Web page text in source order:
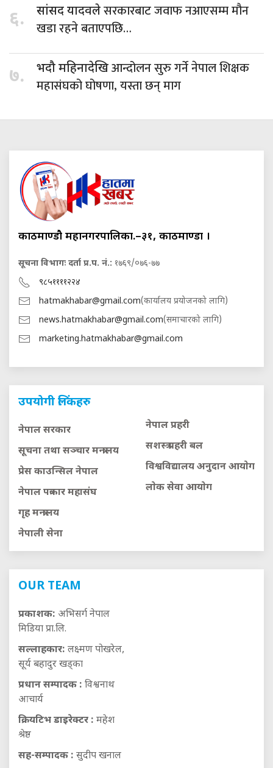
६. सांसद यादवलेसरकारबाट जवाफ नआएसम्म मौन
खडा रहने बताएपछि…
७. भदौ महिनादेखिआन्दोलन सुरु गर्ने नेपाल शिक्षक
महासंघको घोषणा, यस्ता छन् माग
काठमाण्डौ महानगरपालिका.–३१, काठमाण्डौं ।
सूचना विभागः दर्ता प्र.प. नं.: १७६९/०७६-७७
९८५११११२२४
hatmakhabar@gmail.com(कार्यालय प्रयोजनको लागि)
news.hatmakhabar@gmail.com(समाचारको लागि)
marketing.hatmakhabar@gmail.com
उपयोगी लिंकहरु
नेपाल सरकार
सूचना तथा सञ्चार मन्त्रालय
प्रेस काउन्सिल नेपाल
नेपाल पत्रकार महासंघ
गृह मन्त्रालय
नेपाली सेना
नेपाल प्रहरी
सशस्त्र प्रहरी बल
विश्वविद्यालय अनुदान आयाेग
लाेक सेवा आयाेग
OUR TEAM
प्रकाशक: अभिसर्ग नेपाल
मिडिया प्रा.लि.
सल्लाहकार: लक्ष्मण पोखरेल,
सूर्य बहादुर खड्का
प्रधान सम्पादक : विश्वनाथ
आचार्य
क्रियटिभ डाइरेक्टर : महेश
श्रेष्ठ
सह-सम्पादक : सुदीप खनाल